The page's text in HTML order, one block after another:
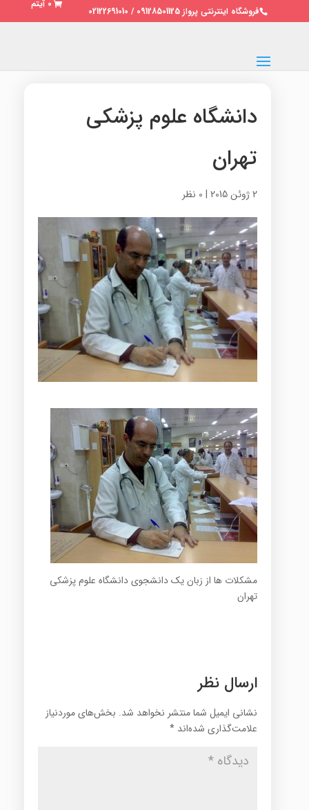
فروشگاه اینترنتی پرواز 09128501125 / 02122691010
0 آیتم
دانشگاه علوم پزشکی
تهران
2 ژوئن 2015 | 0 نظر
مشکلات ها از زبان یک دانشجوی دانشگاه علوم پزشکی
تهران
ارسال نظر
نشانی ایمیل شما منتشر نخواهد شد. بخش‌های موردنیاز
علامت‌گذاری شده‌اند *